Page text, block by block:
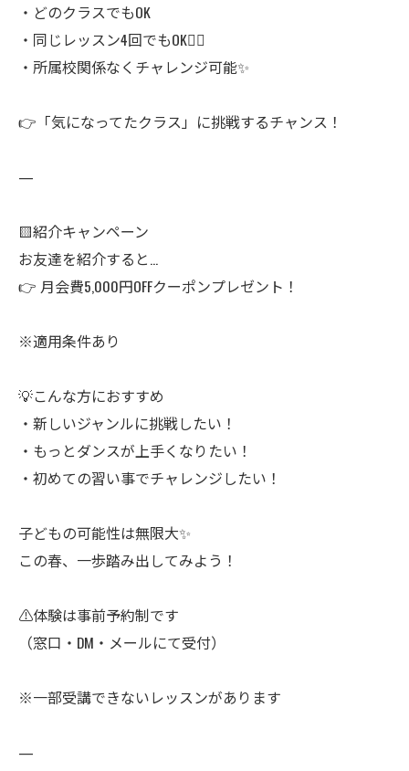
・どのクラスでもOK
・同じレッスン4回でもOK🙆‍♂️
・所属校関係なくチャレンジ可能✨
👉「気になってたクラス」に挑戦するチャンス！
—
🟨紹介キャンペーン
お友達を紹介すると…
👉 月会費5,000円OFFクーポンプレゼント！
※適用条件あり
💡こんな方におすすめ
・新しいジャンルに挑戦したい！
・もっとダンスが上手くなりたい！
・初めての習い事でチャレンジしたい！
子どもの可能性は無限大✨
この春、一歩踏み出してみよう！
⚠️体験は事前予約制です
（窓口・DM・メールにて受付）
※一部受講できないレッスンがあります
—